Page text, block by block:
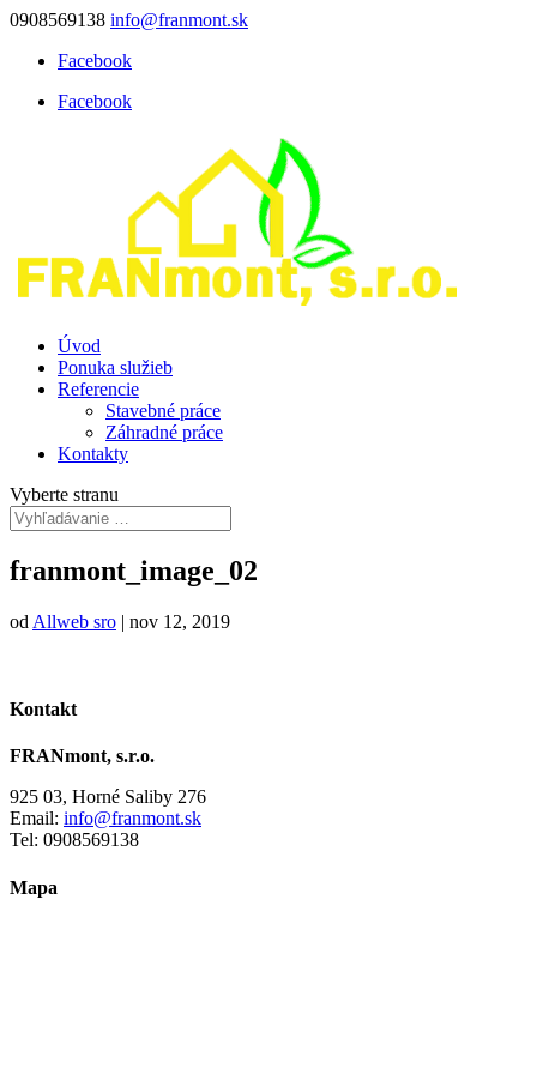
0908569138 info@franmont.sk
Facebook
Facebook
Úvod
Ponuka služieb
Referencie
Stavebné práce
Záhradné práce
Kontakty
Vyberte stranu
franmont_image_02
od Allweb sro | nov 12, 2019
Kontakt
FRANmont, s.r.o.
925 03, Horné Saliby 276
Email: info@franmont.sk
Tel: 0908569138
Mapa